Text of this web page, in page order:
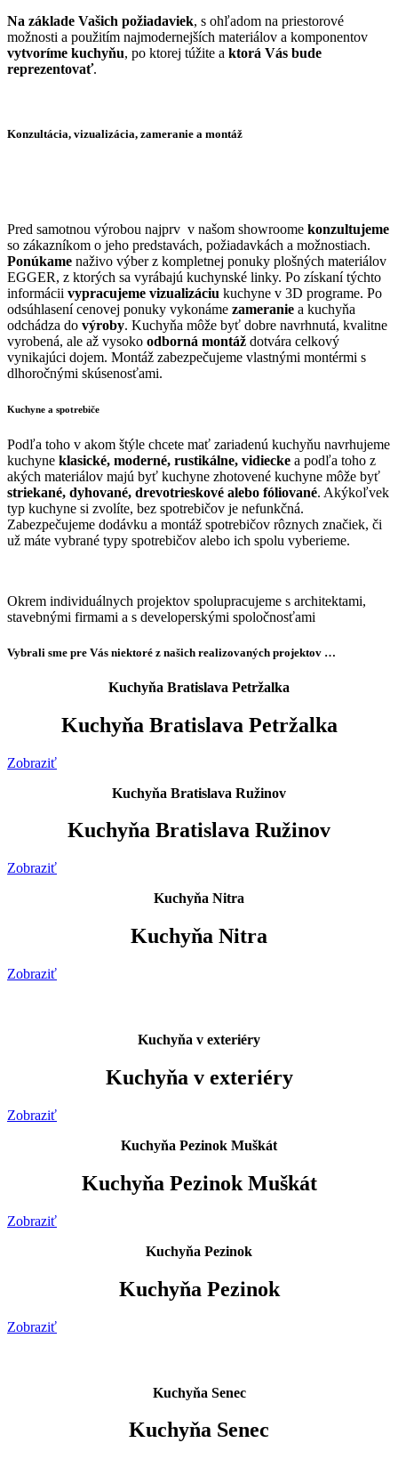
Na základe Vašich požiadaviek, s ohľadom na priestorové
možnosti a použitím najmodernejších materiálov a komponentov
vytvoríme kuchyňu, po ktorej túžite a ktorá Vás bude
reprezentovať.
Konzultácia, vizualizácia, zameranie a montáž
Pred samotnou výrobou najprv v našom showroome konzultujeme
so zákazníkom o jeho predstavách, požiadavkách a možnostiach.
Ponúkame naživo výber z kompletnej ponuky plošných materiálov
EGGER, z ktorých sa vyrábajú kuchynské linky. Po získaní týchto
informácii vypracujeme vizualizáciu kuchyne v 3D programe. Po
odsúhlasení cenovej ponuky vykonáme zameranie a kuchyňa
odchádza do výroby. Kuchyňa môže byť dobre navrhnutá, kvalitne
vyrobená, ale až vysoko odborná montáž dotvára celkový
vynikajúci dojem. Montáž zabezpečujeme vlastnými montérmi s
dlhoročnými skúsenosťami.
Kuchyne a spotrebiče
Podľa toho v akom štýle chcete mať zariadenú kuchyňu navrhujeme
kuchyne klasické, moderné, rustikálne, vidiecke a podľa toho z
akých materiálov majú byť kuchyne zhotovené kuchyne môže byť
striekané, dyhované, drevotrieskové alebo fóliované. Akýkoľvek
typ kuchyne si zvolíte, bez spotrebičov je nefunkčná.
Zabezpečujeme dodávku a montáž spotrebičov rôznych značiek, či
už máte vybrané typy spotrebičov alebo ich spolu vyberieme.
Okrem individuálnych projektov spolupracujeme s architektami,
stavebnými firmami a s developerskými spoločnosťami
Vybrali sme pre Vás niektoré z našich realizovaných projektov …
Kuchyňa Bratislava Petržalka
Kuchyňa Bratislava Petržalka
Zobraziť
Kuchyňa Bratislava Ružinov
Kuchyňa Bratislava Ružinov
Zobraziť
Kuchyňa Nitra
Kuchyňa Nitra
Zobraziť
Kuchyňa v exteriéry
Kuchyňa v exteriéry
Zobraziť
Kuchyňa Pezinok Muškát
Kuchyňa Pezinok Muškát
Zobraziť
Kuchyňa Pezinok
Kuchyňa Pezinok
Zobraziť
Kuchyňa Senec
Kuchyňa Senec